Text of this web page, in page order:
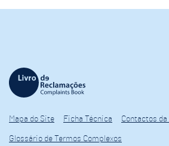
Mapa do Site Ficha Técnica Contactos
Glossário de Termos Complexos